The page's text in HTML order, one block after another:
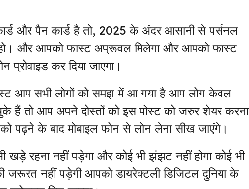
और पैन कार्ड है तो, 2025 के अंदर आसानी से पर्सनल
और आपको फास्ट अप्रूवल मिलेगा और आपको फास्ट
कर दिया जाएगा।
आप सभी लोगों को समझ में आ गया है आप लोग केवल
हैं तो आप अपने दोस्तों को इस पोस्ट को जरुर शेयर करना
पढ़ने के बाद मोबाइल फोन से लोन लेना सीख जाएंगे।
खड़े रहना नहीं पड़ेगा और कोई भी झंझट नहीं होगा कोई भी
नहीं पड़ेगी आपको डायरेक्टली डिजिटल दुनिया के